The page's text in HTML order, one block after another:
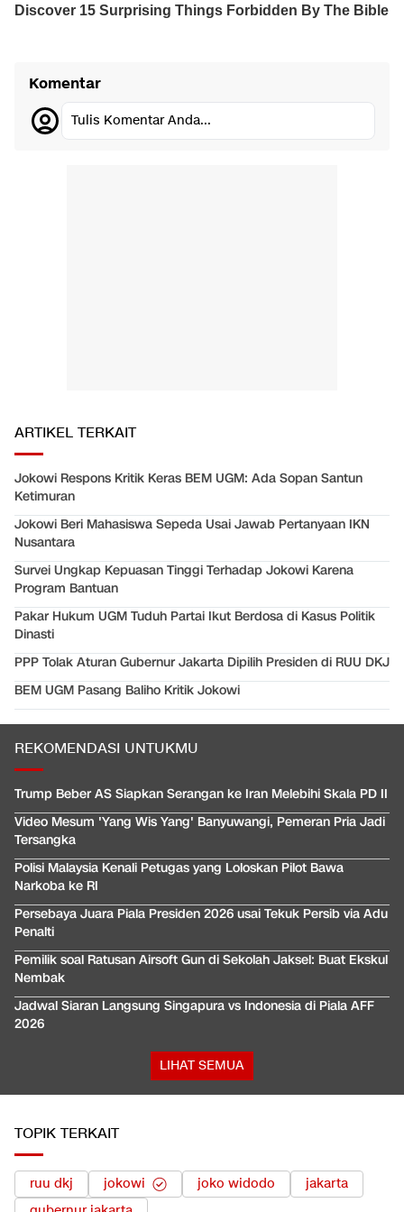
Komentar
Tulis Komentar Anda...
ARTIKEL TERKAIT
Jokowi Respons Kritik Keras BEM UGM: Ada Sopan Santun
Ketimuran
Jokowi Beri Mahasiswa Sepeda Usai Jawab Pertanyaan IKN
Nusantara
Survei Ungkap Kepuasan Tinggi Terhadap Jokowi Karena
Program Bantuan
Pakar Hukum UGM Tuduh Partai Ikut Berdosa di Kasus Politik
Dinasti
PPP Tolak Aturan Gubernur Jakarta Dipilih Presiden di RUU DKJ
BEM UGM Pasang Baliho Kritik Jokowi
REKOMENDASI UNTUKMU
Trump Beber AS Siapkan Serangan ke Iran Melebihi Skala PD II
Video Mesum 'Yang Wis Yang' Banyuwangi, Pemeran Pria Jadi
Tersangka
Polisi Malaysia Kenali Petugas yang Loloskan Pilot Bawa
Narkoba ke RI
Persebaya Juara Piala Presiden 2026 usai Tekuk Persib via Adu
Penalti
Pemilik soal Ratusan Airsoft Gun di Sekolah Jaksel: Buat Ekskul
Nembak
Jadwal Siaran Langsung Singapura vs Indonesia di Piala AFF
2026
LIHAT SEMUA
TOPIK TERKAIT
ruu dkj jokowi joko widodo
jakarta